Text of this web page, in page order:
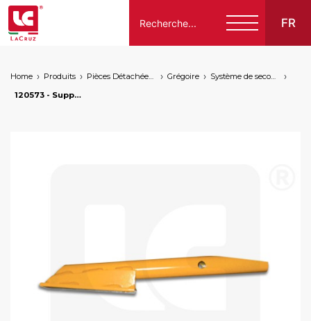
FR
Italiano
Home Produits Pièces Détachées Compatibles Pour Machines À Vendanger Des Marques Suivantes Grégoire
Système de secouage
120573 - Support secoueur Grégoire - gauche, markets: []string{"A", "B", "AU"}